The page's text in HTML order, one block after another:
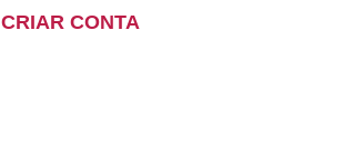
CRIAR CONTA